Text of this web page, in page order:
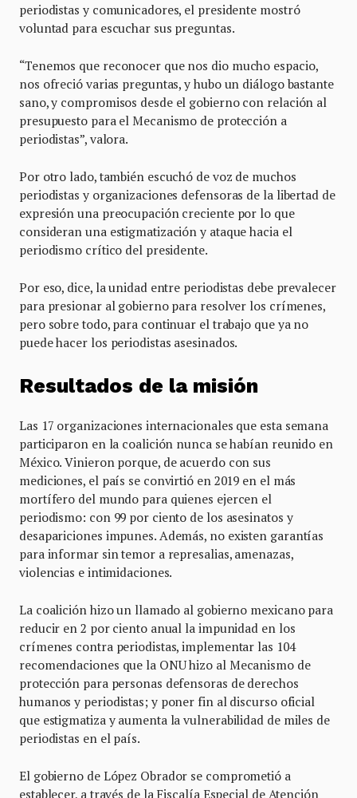
periodistas y comunicadores, el presidente mostró
voluntad para escuchar sus preguntas.
“Tenemos que reconocer que nos dio mucho espacio,
nos ofreció varias preguntas, y hubo un diálogo bastante
sano, y compromisos desde el gobierno con relación al
presupuesto para el Mecanismo de protección a
periodistas”, valora.
Por otro lado, también escuchó de voz de muchos
periodistas y organizaciones defensoras de la libertad de
expresión una preocupación creciente por lo que
consideran una estigmatización y ataque hacia el
periodismo crítico del presidente.
Por eso, dice, la unidad entre periodistas debe prevalecer
para presionar al gobierno para resolver los crímenes,
pero sobre todo, para continuar el trabajo que ya no
puede hacer los periodistas asesinados.
Resultados de la misión
Las 17 organizaciones internacionales que esta semana
participaron en la coalición nunca se habían reunido en
México. Vinieron porque, de acuerdo con sus
mediciones, el país se convirtió en 2019 en el más
mortífero del mundo para quienes ejercen el
periodismo: con 99 por ciento de los asesinatos y
desapariciones impunes. Además, no existen garantías
para informar sin temor a represalias, amenazas,
violencias e intimidaciones.
La coalición hizo un llamado al gobierno mexicano para
reducir en 2 por ciento anual la impunidad en los
crímenes contra periodistas, implementar las 104
recomendaciones que la ONU hizo al Mecanismo de
protección para personas defensoras de derechos
humanos y periodistas; y poner fin al discurso oficial
que estigmatiza y aumenta la vulnerabilidad de miles de
periodistas en el país.
El gobierno de López Obrador se comprometió a
establecer, a través de la Fiscalía Especial de Atención